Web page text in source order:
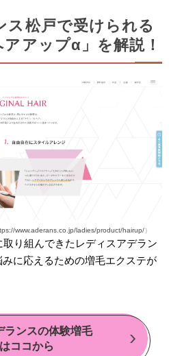
ス松戸で受けられる
アップα」を解説！
www.aderans.co.jp/ladies/product/hairup/）
り組んできたレディスアデラン
に応えるための増毛エクステが
ランスの体験増毛
ココから